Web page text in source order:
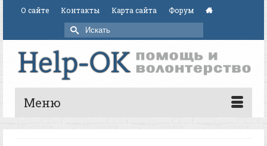
О сайте Контакты Карта сайта
Форум
Искать:
Меню